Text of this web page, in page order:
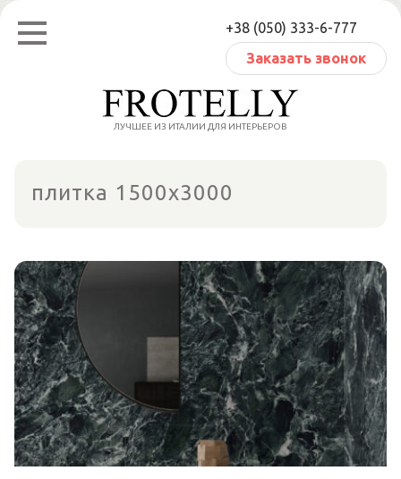
Перейти
содержанию
+38 (050) 333-6-777
Заказать звонок
ЛУЧШЕЕ ИЗ ИТАЛИИ ДЛЯ ИНТЕРЬЕРОВ
плитка 1500x3000